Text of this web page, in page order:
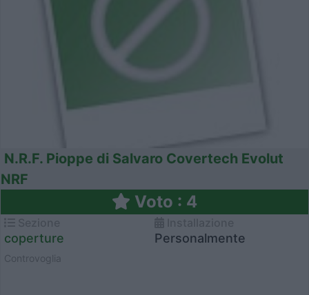
N.R.F. Pioppe di Salvaro Covertech Evolut
NRF
Voto : 4
coperture Personalmente
Controvoglia